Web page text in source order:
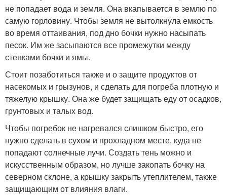
не попадает вода и земля. Она вкапывается в землю по
самую горловину. Чтобы земля не вытолкнула емкость
во время оттаивания, под дно бочки нужно насыпать
песок. Им же засыпаются все промежутки между
стенками бочки и ямы.
Стоит позаботиться также и о защите продуктов от
насекомых и грызунов, и сделать для погреба плотную и
тяжелую крышку. Она же будет защищать еду от осадков,
грунтовых и талых вод.
Чтобы погребок не нагревался слишком быстро, его
нужно сделать в сухом и прохладном месте, куда не
попадают солнечные лучи. Создать тень можно и
искусственным образом, но лучше закопать бочку на
северном склоне, а крышку закрыть утеплителем, также
защищающим от влияния влаги.